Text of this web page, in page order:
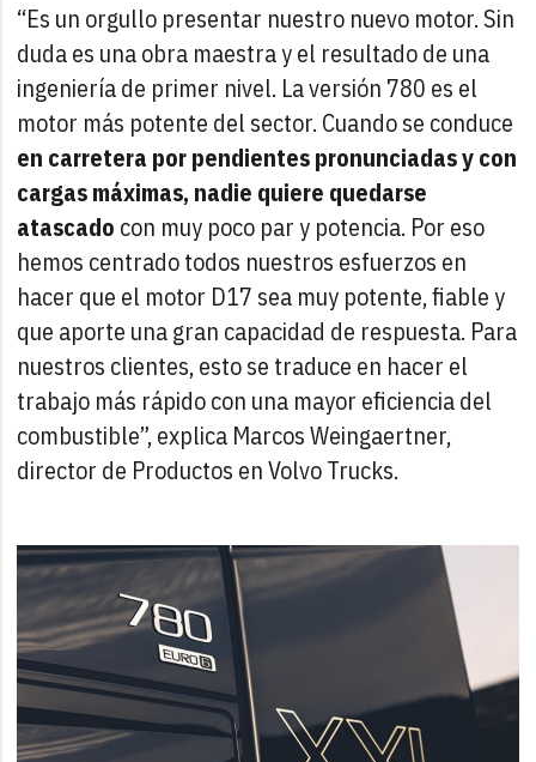
“Es un orgullo presentar nuestro nuevo motor. Sin
duda es una obra maestra y el resultado de una
ingeniería de primer nivel. La versión 780 es el
motor más potente del sector. Cuando se conduce
en carretera por pendientes pronunciadas y con
cargas máximas, nadie quiere quedarse
atascado con muy poco par y potencia. Por eso
hemos centrado todos nuestros esfuerzos en
hacer que el motor D17 sea muy potente, fiable y
que aporte una gran capacidad de respuesta. Para
nuestros clientes, esto se traduce en hacer el
trabajo más rápido con una mayor eficiencia del
combustible”, explica Marcos Weingaertner,
director de Productos en Volvo Trucks.